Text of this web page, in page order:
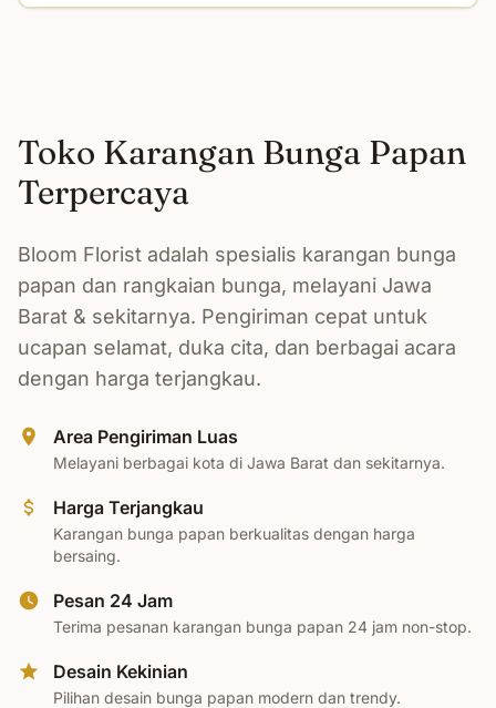
Toko Karangan Bunga Papan
Terpercaya
Bloom Florist adalah spesialis karangan bunga
papan dan rangkaian bunga, melayani Jawa
Barat & sekitarnya. Pengiriman cepat untuk
ucapan selamat, duka cita, dan berbagai acara
dengan harga terjangkau.
Area Pengiriman Luas
Melayani berbagai kota di Jawa Barat dan sekitarnya.
Harga Terjangkau
Karangan bunga papan berkualitas dengan harga
bersaing.
Pesan 24 Jam
Terima pesanan karangan bunga papan 24 jam non-stop.
Desain Kekinian
Pilihan desain bunga papan modern dan trendy.